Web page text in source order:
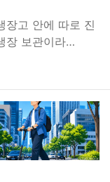
장고 안에 따로 진
장 보관이라…